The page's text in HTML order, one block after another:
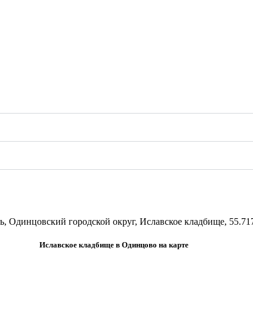
Одинцовский городской округ, Иславское кладбище,
Иславское кладбище в Одинцово на карте